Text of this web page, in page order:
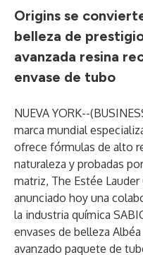
Origins se
belleza de
avanzada resina
envase de tubo
NUEVA YORK--(
marca mundial
ofrece fórmulas de alto
naturaleza y probadas
matriz, The Estée Lauder
anunciado hoy una
la industria química
envases de belleza Albéa
avanzado paquete de